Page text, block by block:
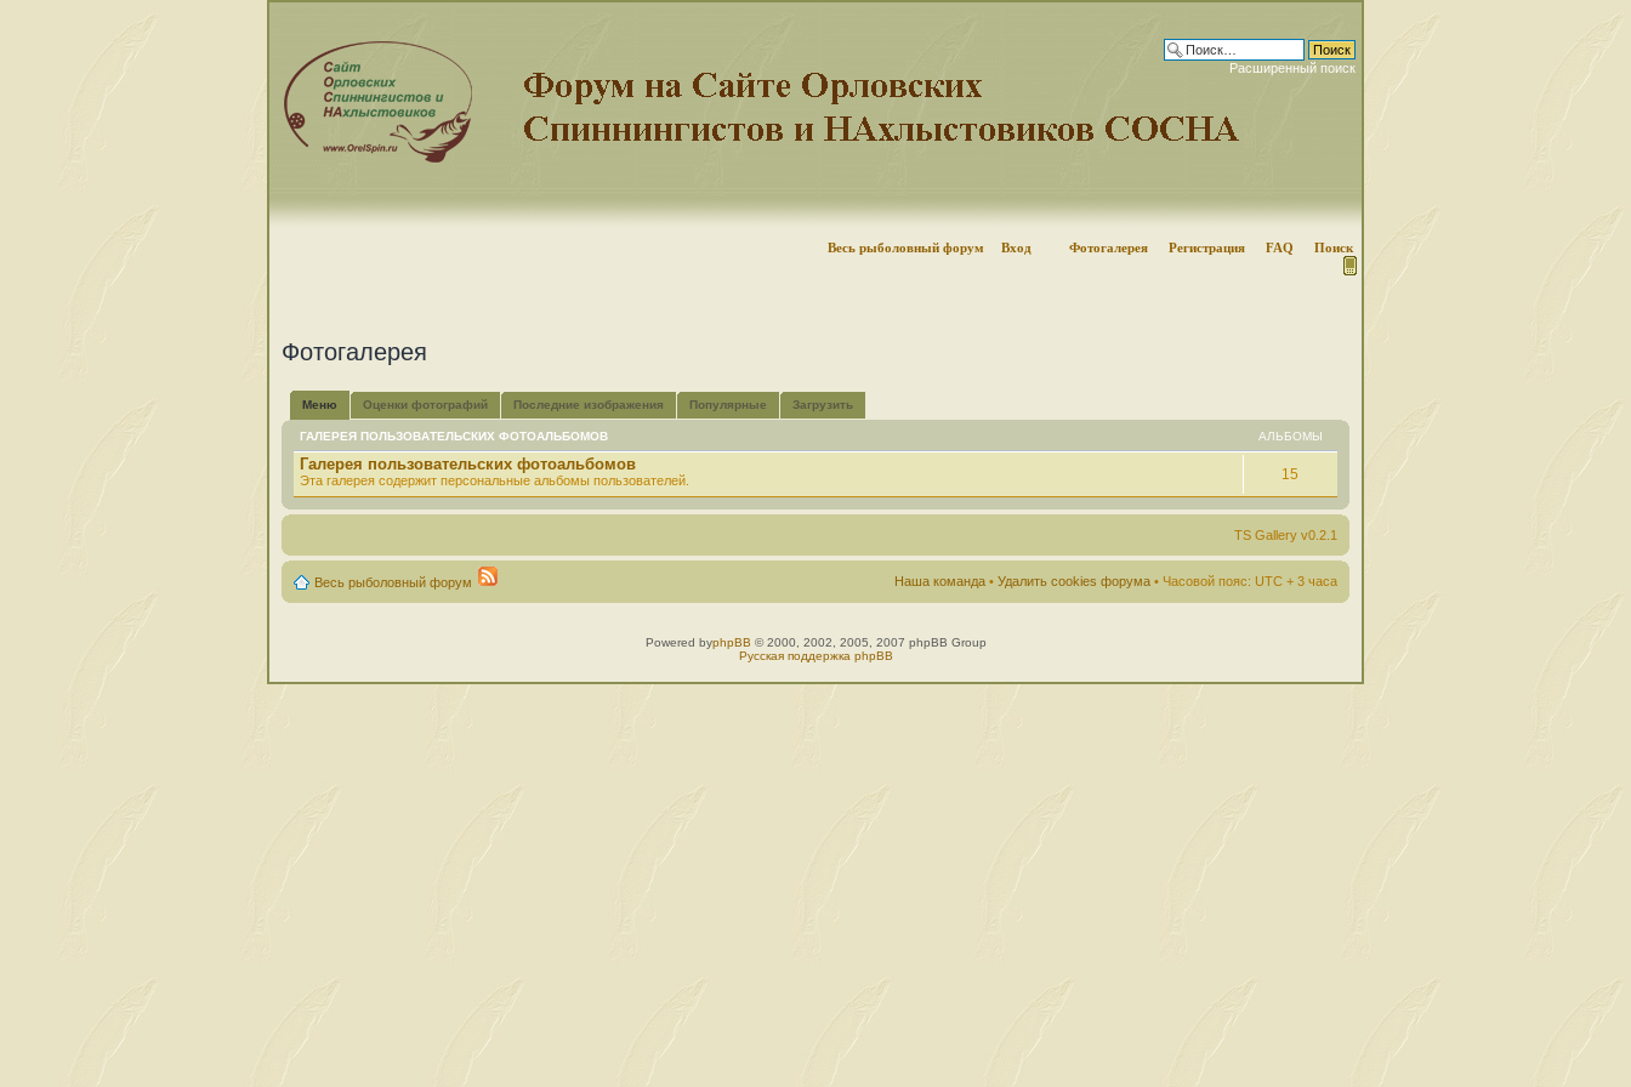
Расширенный поиск
Весь рыболовный форум Вход Фотогалерея Регистрация FAQ Поиск
Фотогалерея
Меню Оценки фотографий Последние изображения Популярные Загрузить
ГАЛЕРЕЯ ПОЛЬЗОВАТЕЛЬСКИХ ФОТОАЛЬБОМОВ АЛЬБОМЫ
Галерея пользовательских фотоальбомов
Эта галерея содержит персональные альбомы пользователей. 15
TS Gallery v0.2.1
Весь рыболовный форум Наша команда • Удалить cookies форума • Часовой пояс: UTC + 3 часа
Powered byphpBB © 2000, 2002, 2005, 2007 phpBB Group
Русская поддержка phpBB